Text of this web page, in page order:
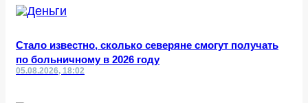
Стало известно, сколько северяне смогут получать
по больничному в 2026 году
05.08.2026, 18:02